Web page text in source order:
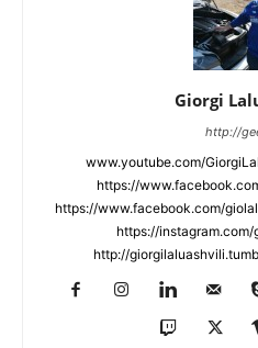
Giorgi
http://
www.youtube.com/
https://
https://www.facebook.com/
https://instagram.com/
http://